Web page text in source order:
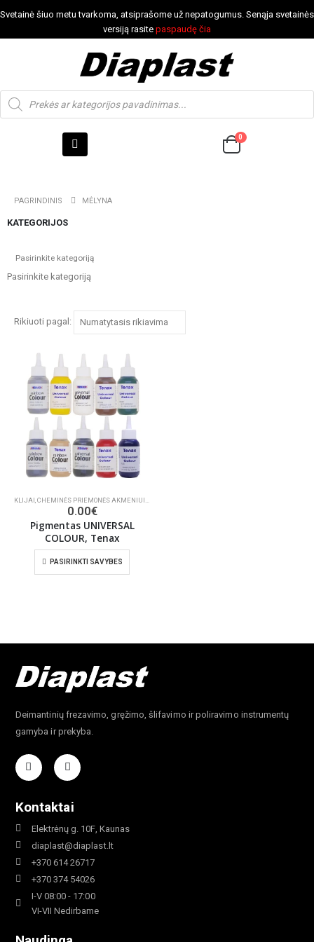
Svetainė šiuo metu tvarkoma, atsiprašome už nepatogumus. Senąja svetainės
versiją rasite paspaudę čia
0
PAGRINDINIS MĖLYNA
KATEGORIJOS
Pasirinkite kategoriją
Rikiuoti pagal:
KLIJAI CHEMINĖS PRIEMONĖS AKMENIUI IR BETONUI
0.00€
Pigmentas UNIVERSAL
COLOUR, Tenax
PASIRINKTI SAVYBES
Deimantinių frezavimo, gręžimo, šlifavimo ir poliravimo instrumentų
gamyba ir prekyba.
Kontaktai
Elektrėnų g. 10F, Kaunas
diaplast@diaplast.lt
+370 614 26717
+370 374 54026
I-V 08:00 - 17:00
VI-VII Nedirbame